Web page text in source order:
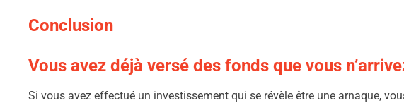
Conclusion
Vous avez déjà versé des fonds que vous
Si vous avez effectué un investissement qui se révèle être une arnaque,